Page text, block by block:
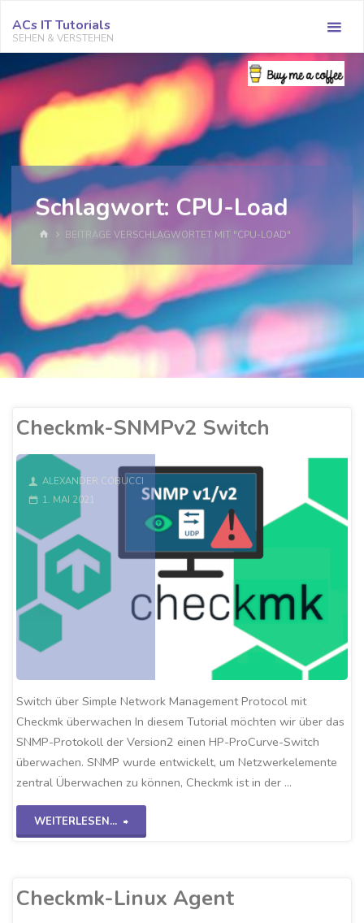
Inhalt
springen
ACs IT Tutorials
SEHEN & VERSTEHEN
Schlagwort: CPU-Load
START
BEITRÄGE VERSCHLAGWORTET MIT "CPU-LOAD"
Checkmk-SNMPv2 Switch
ALEXANDER COBUCCI
1. MAI 2021
Switch über Simple Network Management Protocol mit
Checkmk überwachen In diesem Tutorial möchten wir über das
SNMP-Protokoll der Version2 einen HP-ProCurve-Switch
überwachen. SNMP wurde entwickelt, um Netzwerkelemente
zentral Überwachen zu können, Checkmk ist in der …
WEITERLESEN...
"Checkmk-
Checkmk-Linux Agent